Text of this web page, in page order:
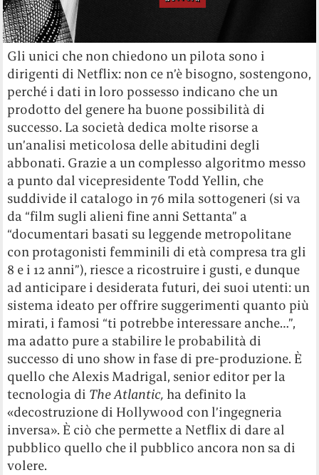
Gli unici che non chiedono un pilota sono i
dirigenti di Netflix: non ce n’è bisogno, sostengono,
perché i dati in loro possesso indicano che un
prodotto del genere ha buone possibilità di
successo. La società dedica molte risorse a
un’analisi meticolosa delle abitudini degli
abbonati. Grazie a un complesso algoritmo messo
a punto dal vicepresidente Todd Yellin, che
suddivide il catalogo in 76 mila sottogeneri (si va
da “film sugli alieni fine anni Settanta” a
“documentari basati su leggende metropolitane
con protagonisti femminili di età compresa tra gli
8 e i 12 anni”), riesce a ricostruire i gusti, e dunque
ad anticipare i desiderata futuri, dei suoi utenti: un
sistema ideato per offrire suggerimenti quanto più
mirati, i famosi “ti potrebbe interessare anche…”,
ma adatto pure a stabilire le probabilità di
successo di uno show in fase di pre-produzione. È
quello che Alexis Madrigal, senior editor per la
tecnologia di The Atlantic, ha definito la
«decostruzione di Hollywood con l’ingegneria
inversa». È ciò che permette a Netflix di dare al
pubblico quello che il pubblico ancora non sa di
volere.